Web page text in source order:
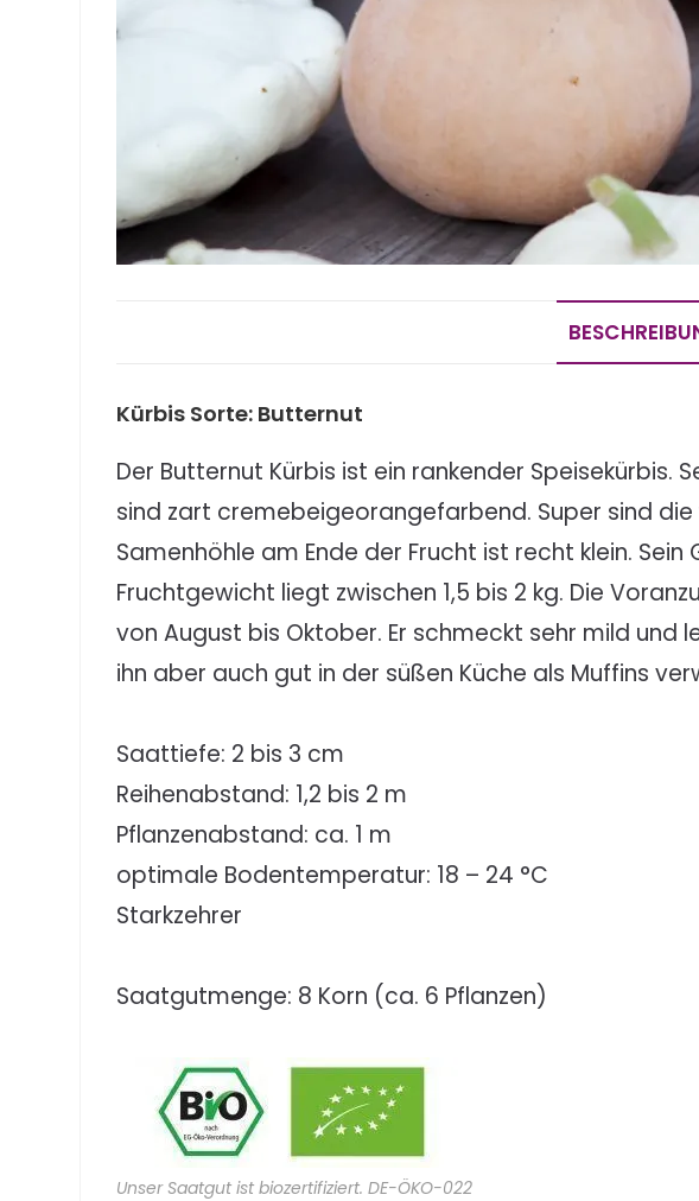
Kürbis Sorte: Butternut
Der Butternut Kürbis ist ein rankender Speisekürbis.
sind zart cremebeigeorangefarbend. Super sind die
Samenhöhle am Ende der Frucht ist recht klein.
Fruchtgewicht liegt zwischen 1,5 bis 2 kg. Die
von August bis Oktober. Er schmeckt sehr mild
ihn aber auch gut in der süßen Küche als Muffins
Saattiefe: 2 bis 3 cm
Reihenabstand: 1,2 bis 2 m
Pflanzenabstand: ca. 1 m
optimale Bodentemperatur: 18 – 24 °C
Starkzehrer
Saatgutmenge: 8 Korn (ca. 6 Pflanzen)
Unser Saatgut ist biozertifiziert. DE-ÖKO-022